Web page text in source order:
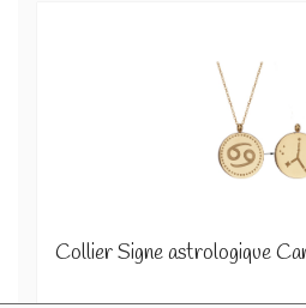
Collier Signe astrologique